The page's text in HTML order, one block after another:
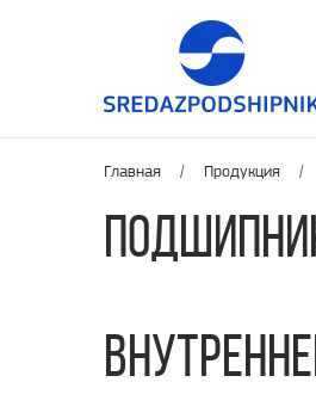
Главная / Продукция /